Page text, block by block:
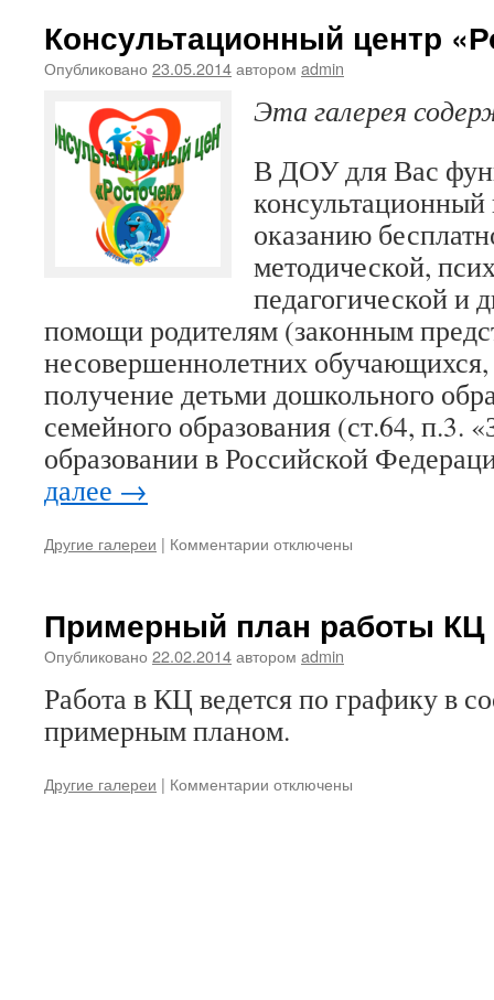
консультации
Консультационный центр
Опубликовано 23.05.2014автором admin
Эта галерея
В ДОУ для Вас
консультационный
оказанию
методической,
педагогической и
помощи родителям (законным
несовершеннолетних
получение детьми дошкольного
семейного образования (ст.64, п.3.
образовании в Российской
далее →
Другие галереи | Комментарии к
«Росточек»
отключены
Примерный план работы КЦ
Опубликовано 22.02.2014автором admin
Работа в КЦ ведется по графику в
примерным планом.
Другие галереи | Комментарии котключены